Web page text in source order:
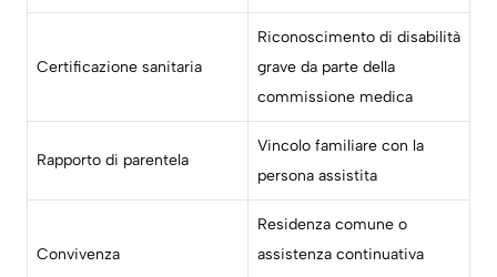
Certificazione sanitaria
Riconoscimento di disabilità
grave da parte della
commissione medica
Rapporto di parentela
Vincolo familiare con la
persona assistita
Convivenza
Residenza comune o
assistenza continuativa